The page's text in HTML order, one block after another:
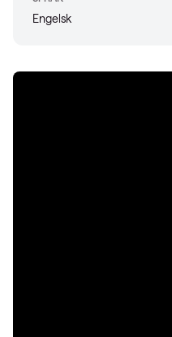
Engelsk